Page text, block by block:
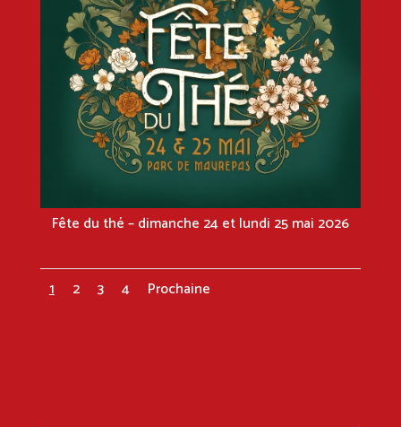
Fête du thé – dimanche 24 et lundi 25 mai 2026
1 2 3 4 Prochaine